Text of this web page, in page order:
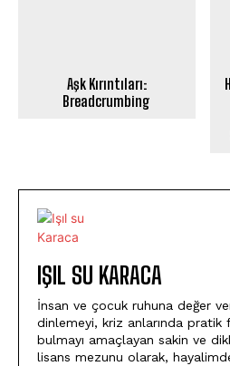
Aşk Kırıntıları:
Breadcrumbing
IŞIL SU KARACA
İnsan ve çocuk ruhuna değer
dinlemeyi, kriz anlarında
bulmayı amaçlayan sakin ve
lisans mezunu olarak,